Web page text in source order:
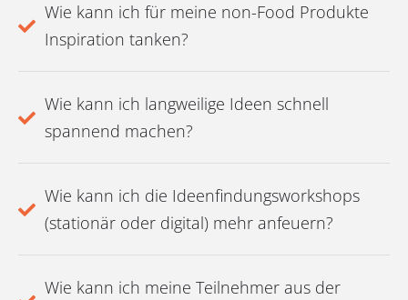
Wie kann ich für meine non-Food Produkte
Inspiration tanken?
Wie kann ich langweilige Ideen schnell
spannend machen?
Wie kann ich die Ideenfindungsworkshops
(stationär oder digital) mehr anfeuern?
Wie kann ich meine Teilnehmer aus der